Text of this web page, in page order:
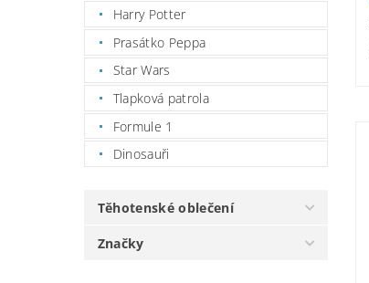
Harry Potter
Prasátko Peppa
Star Wars
Tlapková patrola
Formule 1
Dinosauři
Těhotenské oblečení
Značky